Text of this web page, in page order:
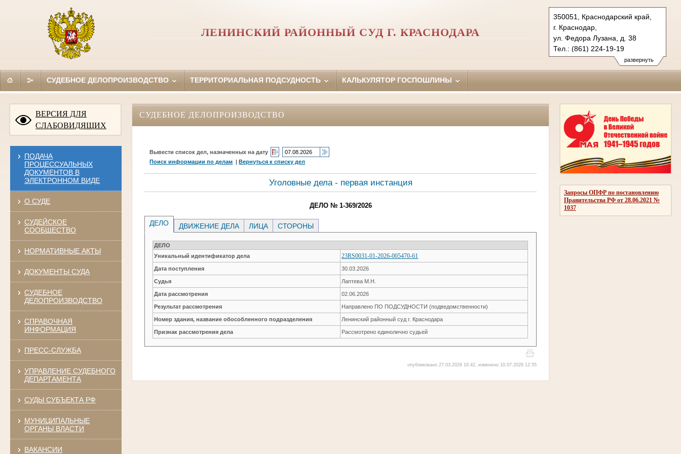
развернуть
350051, Краснодарский край,
г. Краснодар,
ул. Федора Лузана, д. 38
Тел.: (861) 224-19-19
krasnodar-leninsky.krd@sudrf.ru
ЛЕНИНСКИЙ РАЙОННЫЙ СУД Г. КРАСНОДАРА
СУДЕБНОЕ ДЕЛОПРОИЗВОДСТВО ТЕРРИТОРИАЛЬНАЯ ПОДСУДНОСТЬ КАЛЬКУЛЯТОР ГОСПОШЛИНЫ
ВЕРСИЯ ДЛЯ
СЛАБОВИДЯЩИХ
ПОДАЧА
ПРОЦЕССУАЛЬНЫХ
ДОКУМЕНТОВ В
ЭЛЕКТРОННОМ ВИДЕ
О СУДЕ
СУДЕЙСКОЕ
СООБЩЕСТВО
НОРМАТИВНЫЕ АКТЫ
ДОКУМЕНТЫ СУДА
СУДЕБНОЕ
ДЕЛОПРОИЗВОДСТВО
СПРАВОЧНАЯ
ИНФОРМАЦИЯ
ПРЕСС-СЛУЖБА
УПРАВЛЕНИЕ СУДЕБНОГО
ДЕПАРТАМЕНТА
СУДЫ СУБЪЕКТА РФ
МУНИЦИПАЛЬНЫЕ
ОРГАНЫ ВЛАСТИ
ВАКАНСИИ
Запросы ОПФР по постановлению
Правительства РФ от 28.06.2021 №
1037
СУДЕБНОЕ ДЕЛОПРОИЗВОДСТВО
Вывести список дел, назначенных на дату
Поиск информации по делам |Вернуться к списку дел
Уголовные дела - первая инстанция
ДЕЛО № 1-369/2026
ДЕЛО ДВИЖЕНИЕ ДЕЛА ЛИЦА СТОРОНЫ
ДЕЛО
Уникальный идентификатор дела
23RS0031-01-2026-005470-61
Дата поступления 30.03.2026
Судья Лаптева М.Н.
Дата рассмотрения 02.06.2026
Результат рассмотрения Направлено ПО ПОДСУДНОСТИ (подведомственности)
Номер здания, название обособленного подразделения Ленинский районный суд г. Краснодара
Признак рассмотрения дела Рассмотрено единолично судьей
опубликовано 27.03.2026 16:42, изменено 10.07.2026 12:55